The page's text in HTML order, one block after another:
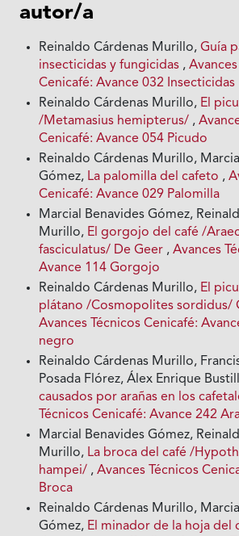
autor/a
Reinaldo Cárdenas Murillo,Guía
insecticidas y fungicidas ,
Cenicafé: Avance 032 Insecticidas
Reinaldo Cárdenas Murillo, El
/Metamasius hemipterus/ ,
Cenicafé: Avance 054 Picudo
Reinaldo Cárdenas Murillo,
Gómez, La palomilla del cafeto ,
Cenicafé: Avance 029 Palomilla
Marcial Benavides Gómez,
Murillo, El gorgojo del café /
fasciculatus/ De Geer ,Avances
Avance 114 Gorgojo
Reinaldo Cárdenas Murillo, El
plátano /Cosmopolites sordidus/
Avances Técnicos Cenicafé:
negro
Reinaldo Cárdenas Murillo,
Posada Flórez, Álex Enrique
causados por arañas en los
Técnicos Cenicafé: Avance 242
Marcial Benavides Gómez,
Murillo, La broca del café /
hampei/ ,Avances Técnicos
Broca
Reinaldo Cárdenas Murillo,
Gómez, El minador de la hoja del